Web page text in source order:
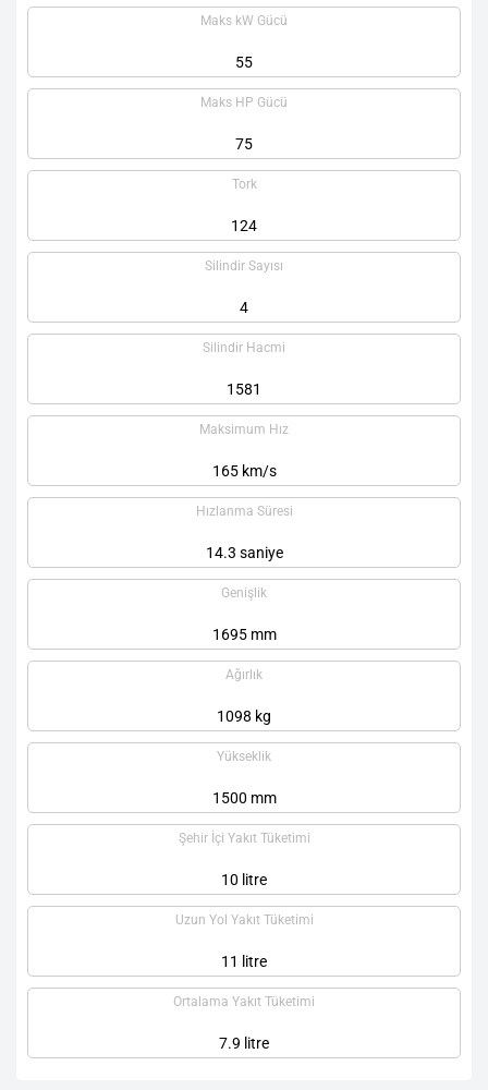
Maks kW Gücü
55
Maks HP Gücü
75
Tork
124
Silindir Sayısı
4
Silindir Hacmi
1581
Maksimum Hız
165 km/s
Hızlanma Süresi
14.3 saniye
Genişlik
1695 mm
Ağırlık
1098 kg
Yükseklik
1500 mm
Şehir İçi Yakıt Tüketimi
10 litre
Uzun Yol Yakıt Tüketimi
11 litre
Ortalama Yakıt Tüketimi
7.9 litre